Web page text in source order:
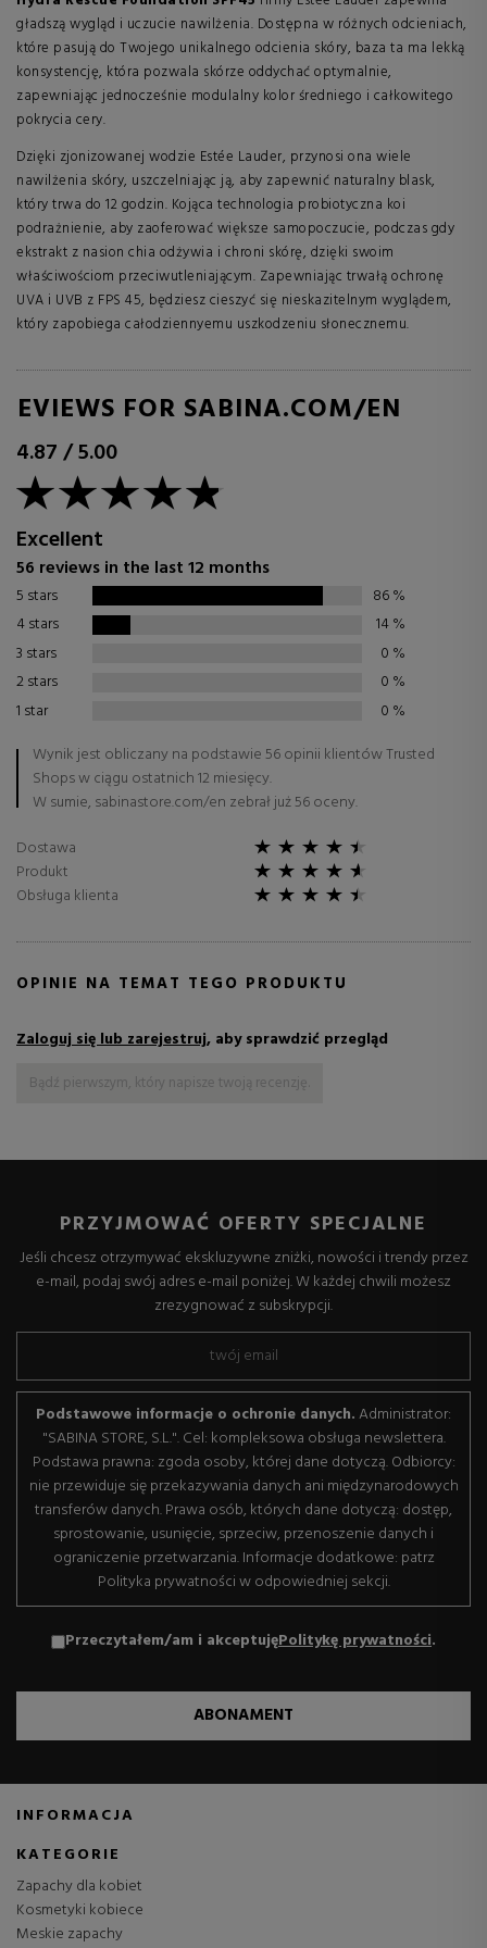
gładszą wygląd i uczucie nawilżenia. Dostępna w różnych odcieniach,
które pasują do Twojego unikalnego odcienia skóry, baza ta ma lekką
konsystencję, która pozwala skórze oddychać optymalnie,
zapewniając jednocześnie modulalny kolor średniego i całkowitego
pokrycia cery.
Dzięki zjonizowanej wodzie Estée Lauder, przynosi ona wiele
nawilżenia skóry, uszczelniając ją, aby zapewnić naturalny blask,
który trwa do 12 godzin. Kojąca technologia probiotyczna koi
podrażnienie, aby zaoferować większe samopoczucie, podczas gdy
ekstrakt z nasion chia odżywia i chroni skórę, dzięki swoim
właściwościom przeciwutleniającym. Zapewniając trwałą ochronę
UVA i UVB z FPS 45, będziesz cieszyć się nieskazitelnym wyglądem,
który zapobiega całodziennyemu uszkodzeniu słonecznemu.
REVIEWS FOR SABINA.COM/EN
4.87/5.00
Excellent
56 reviews in the last 12 months
5 stars 86%
4 stars
14%
3 stars
0 %
2 stars
0 %
1 star
0 %
Wynik jest obliczany na podstawie 56 opinii klientów Trusted
Shops w ciągu ostatnich 12 miesięcy.
W sumie, sabinastore.com/en zebrał już 56 oceny.
Dostawa
Produkt
Obsługa klienta
OPINIE NA TEMAT TEGO PRODUKTU
Zaloguj się lub zarejestruj, aby sprawdzić przegląd
Bądź pierwszym, który napisze twoją recenzję.
PRZYJMOWAĆ OFERTY SPECJALNE
Jeśli chcesz otrzymywać ekskluzywne zniżki, nowości i trendy przez
e-mail, podaj swój adres e-mail poniżej. W każdej chwili możesz
zrezygnować z subskrypcji.
Podstawowe informacje o ochronie danych.Administrator:
"SABINA STORE, S.L.". Cel: kompleksowa obsługa newslettera.
Podstawa prawna: zgoda osoby, której dane dotyczą. Odbiorcy:
nie przewiduje się przekazywania danych ani międzynarodowych
transferów danych. Prawa osób, których dane dotyczą: dostęp,
sprostowanie, usunięcie, sprzeciw, przenoszenie danych i
ograniczenie przetwarzania. Informacje dodatkowe: patrz
Polityka prywatności w odpowiedniej sekcji.
Przeczytałem/am i akceptujęPolitykę prywatności.
ABONAMENT
INFORMACJA
KATEGORIE
Zapachy dla kobiet
Kosmetyki kobiece
Meskie zapachy